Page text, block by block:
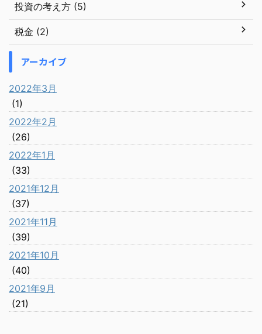
投資の考え方 (5)
税金 (2)
アーカイブ
2022年3月
(1)
2022年2月
(26)
2022年1月
(33)
2021年12月
(37)
2021年11月
(39)
2021年10月
(40)
2021年9月
(21)